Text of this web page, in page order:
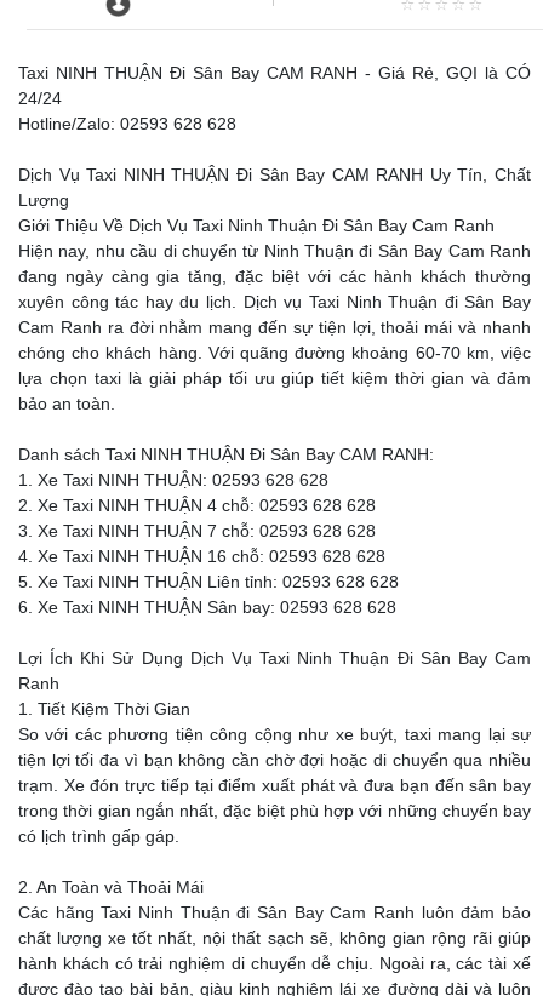
Taxi NINH THUẬN Đi Sân Bay CAM RANH - Giá Rẻ, GỌI là CÓ
24/24
Hotline/Zalo: 02593 628 628
Dịch Vụ Taxi NINH THUẬN Đi Sân Bay CAM RANH Uy Tín, Chất
Lượng
Giới Thiệu Về Dịch Vụ Taxi Ninh Thuận Đi Sân Bay Cam Ranh
Hiện nay, nhu cầu di chuyển từ Ninh Thuận đi Sân Bay Cam Ranh
đang ngày càng gia tăng, đặc biệt với các hành khách thường
xuyên công tác hay du lịch. Dịch vụ Taxi Ninh Thuận đi Sân Bay
Cam Ranh ra đời nhằm mang đến sự tiện lợi, thoải mái và nhanh
chóng cho khách hàng. Với quãng đường khoảng 60-70 km, việc
lựa chọn taxi là giải pháp tối ưu giúp tiết kiệm thời gian và đảm
bảo an toàn.
Danh sách Taxi NINH THUẬN Đi Sân Bay CAM RANH:
1. Xe Taxi NINH THUẬN: 02593 628 628
2. Xe Taxi NINH THUẬN 4 chỗ: 02593 628 628
3. Xe Taxi NINH THUẬN 7 chỗ: 02593 628 628
4. Xe Taxi NINH THUẬN 16 chỗ: 02593 628 628
5. Xe Taxi NINH THUẬN Liên tỉnh: 02593 628 628
6. Xe Taxi NINH THUẬN Sân bay: 02593 628 628
Lợi Ích Khi Sử Dụng Dịch Vụ Taxi Ninh Thuận Đi Sân Bay Cam
Ranh
1. Tiết Kiệm Thời Gian
So với các phương tiện công cộng như xe buýt, taxi mang lại sự
tiện lợi tối đa vì bạn không cần chờ đợi hoặc di chuyển qua nhiều
trạm. Xe đón trực tiếp tại điểm xuất phát và đưa bạn đến sân bay
trong thời gian ngắn nhất, đặc biệt phù hợp với những chuyến bay
có lịch trình gấp gáp.
2. An Toàn và Thoải Mái
Các hãng Taxi Ninh Thuận đi Sân Bay Cam Ranh luôn đảm bảo
chất lượng xe tốt nhất, nội thất sạch sẽ, không gian rộng rãi giúp
hành khách có trải nghiệm di chuyển dễ chịu. Ngoài ra, các tài xế
được đào tạo bài bản, giàu kinh nghiệm lái xe đường dài và luôn